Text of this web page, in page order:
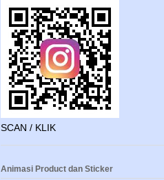
SCAN / KLIK
Animasi Product dan Sticker